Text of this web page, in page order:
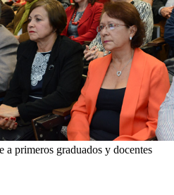
a primeros graduados y docentes